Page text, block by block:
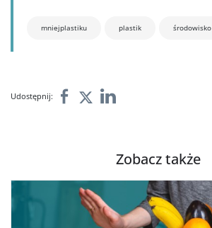
mniejplastiku plastik środowisko
Udostępnij:
Zobacz także